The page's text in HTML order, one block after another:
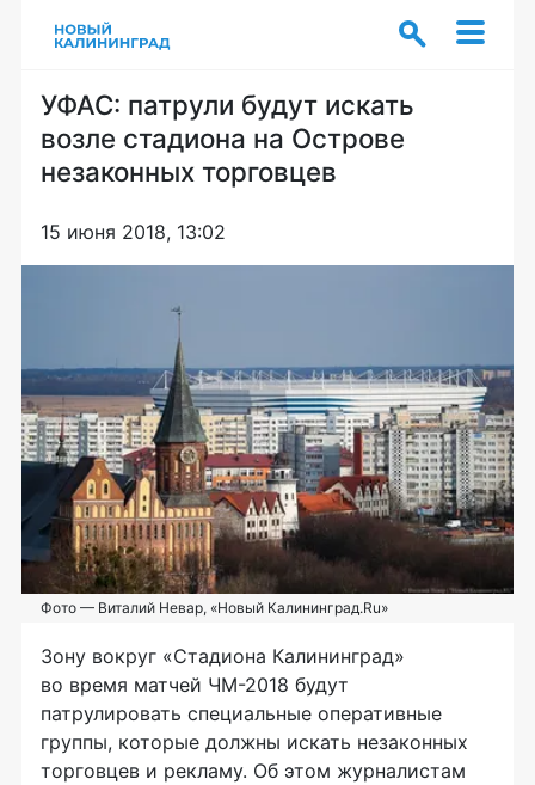
УФАС: патрули будут искать
возле стадиона на Острове
незаконных торговцев
15 июня 2018, 13:02
Фото — Виталий Невар, «Новый Калининград.Ru»
Зону вокруг «Стадиона Калининград»
во время матчей ЧМ-2018 будут
патрулировать специальные оперативные
группы, которые должны искать незаконных
торговцев и рекламу. Об этом журналистам